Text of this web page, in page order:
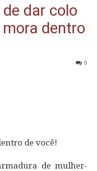
dar colo
dentro
0
de você!
de mulher-